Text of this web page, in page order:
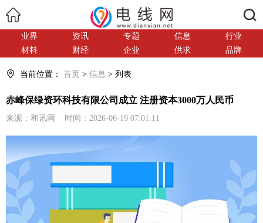
业界 资讯 专题 信息
行业
材料
财经 企业 供求 品牌
当前位置： 首页 > 信息 > 列表
赤峰保绿资环科技有限公司成立 注册资本3000万人民币
来源：和讯网 时间：2026-06-19 07:01:11